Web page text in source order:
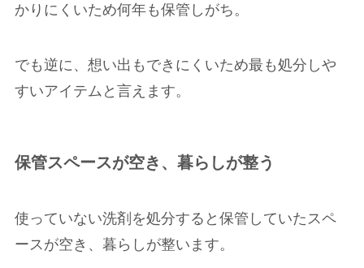
かりにくいため何年も保管しがち。
でも逆に、想い出もできにくいため最も処分しや
すいアイテムと言えます。
保管スペースが空き、暮らしが整う
使っていない洗剤を処分すると保管していたスペ
ースが空き、暮らしが整います。